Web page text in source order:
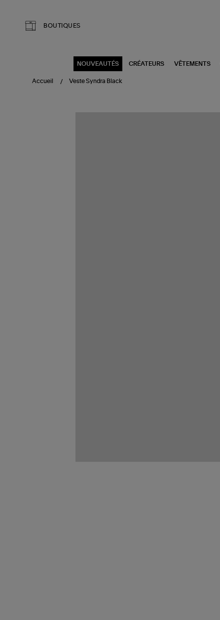
BOUTIQUES
NOUVEAUTÉS CRÉATEURS VÊTEMENTS
Accueil Veste Syndra Black